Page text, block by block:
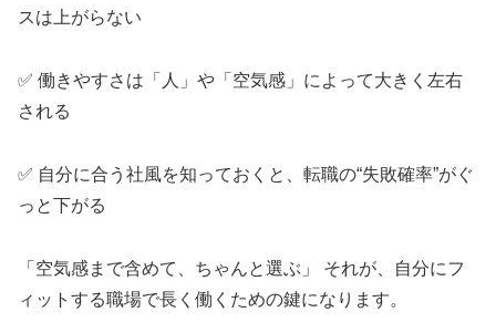
スは上がらない
✅ 働きやすさは「人」や「空気感」によって大きく左右
される
✅ 自分に合う社風を知っておくと、転職の“失敗確率”がぐ
っと下がる
「空気感まで含めて、ちゃんと選ぶ」 それが、自分にフ
ィットする職場で長く働くための鍵になります。